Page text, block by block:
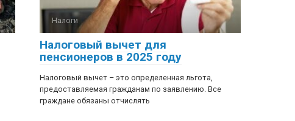
Налоги
Налоговый вычет для
пенсионеров в 2025 году
Налоговый вычет – это определенная льгота,
предоставляемая гражданам по заявлению. Все
граждане обязаны отчислять